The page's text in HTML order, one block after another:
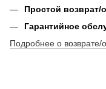
Простой возврат/
Гарантийное
Подробнее о возврате/